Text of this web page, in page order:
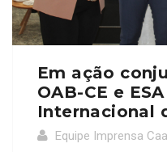
Em ação
OAB-CE e
Internacional
Equipe Imprensa